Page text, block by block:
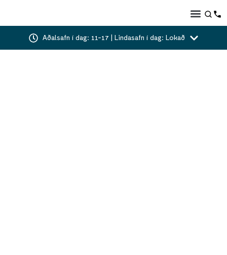
Aðalsafn í dag: 11-17 | Lindasafn í dag: Lokað